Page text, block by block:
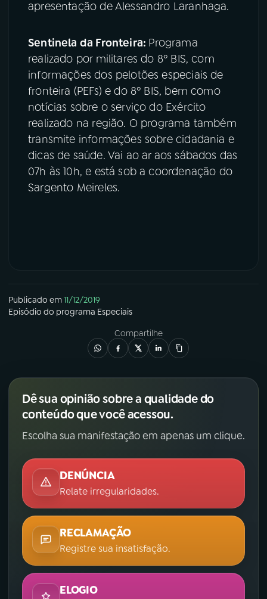
apresentação de Alessandro Laranhaga.
Sentinela da Fronteira: Programa
realizado por militares do 8º BIS, com
informações dos pelotões especiais de
fronteira (PEFs) e do 8º BIS, bem como
notícias sobre o serviço do Exército
realizado na região. O programa também
transmite informações sobre cidadania e
dicas de saúde. Vai ao ar aos sábados das
07h às 10h, e está sob a coordenação do
Sargento Meireles.
Publicado em11/12/2019
Episódio do programa Especiais
Compartilhe
Dê sua opinião sobre a qualidade do
conteúdo que você acessou.
Escolha sua manifestação em apenas um clique.
DENÚNCIA
Relate irregularidades.
RECLAMAÇÃO
Registre sua insatisfação.
ELOGIO